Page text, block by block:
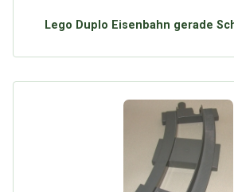
Lego Duplo Eisenbahn gerade